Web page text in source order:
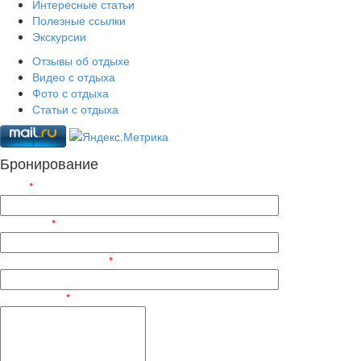
Интересные статьи
Полезные ссылки
Экскурсии
Отзывы об отдыхе
Видео с отдыха
Фото с отдыха
Статьи с отдыха
Бронирование
*
*
*
*